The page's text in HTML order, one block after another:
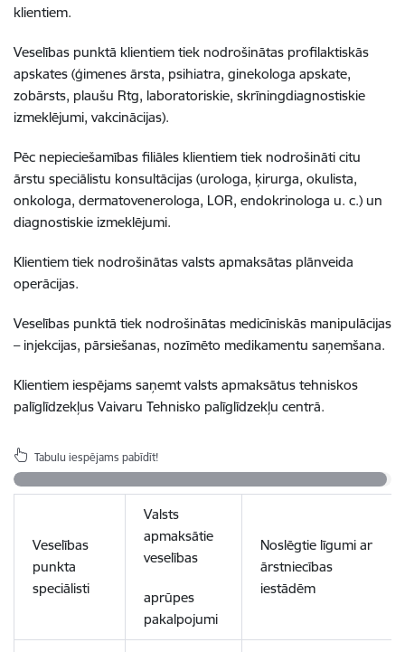
klientiem.
Veselības punktā klientiem tiek nodrošinātas profilaktiskās
apskates (ģimenes ārsta, psihiatra, ginekologa apskate,
zobārsts, plaušu Rtg, laboratoriskie, skrīningdiagnostiskie
izmeklējumi, vakcinācijas).
Pēc nepieciešamības filiāles klientiem tiek nodrošināti citu
ārstu speciālistu konsultācijas (urologa, ķirurga, okulista,
onkologa, dermatovenerologa, LOR, endokrinologa u. c.) un
diagnostiskie izmeklējumi.
Klientiem tiek nodrošinātas valsts apmaksātas plānveida
operācijas.
Veselības punktā tiek nodrošinātas medicīniskās manipulācijas
– injekcijas, pārsiešanas, nozīmēto medikamentu saņemšana.
Klientiem iespējams saņemt valsts apmaksātus tehniskos
palīglīdzekļus Vaivaru Tehnisko palīglīdzekļu centrā.
Tabulu iespējams pabīdīt!
Veselības
punkta
speciālisti
Valsts
apmaksātie
veselības
aprūpes
pakalpojumi
Noslēgtie līgumi ar
ārstniecības
iestādēm